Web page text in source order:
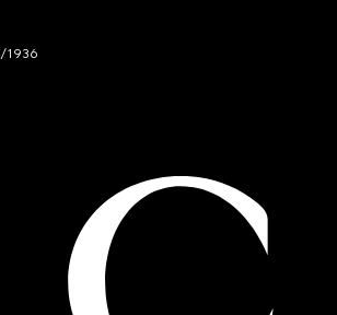
1936